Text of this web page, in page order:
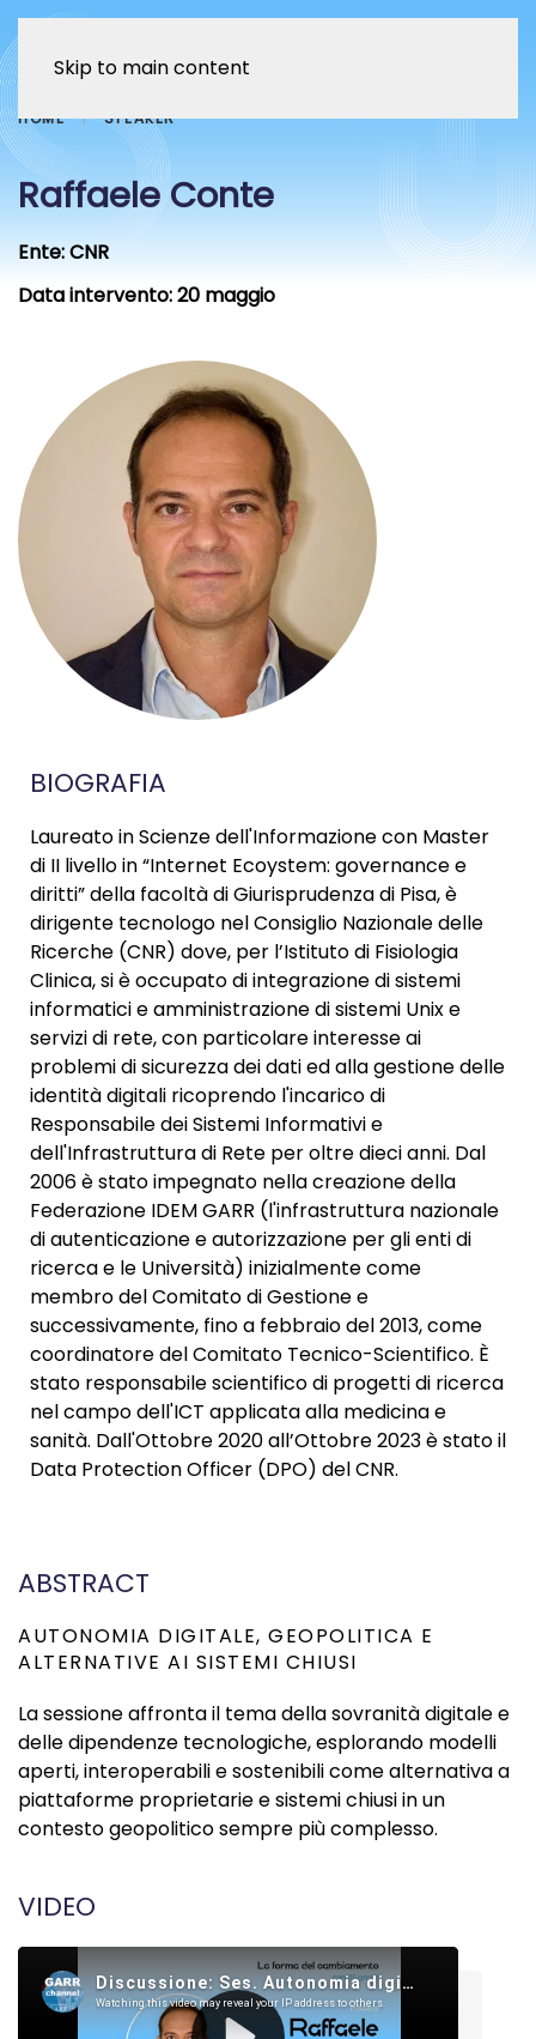
Skip to main content
HOME SPEAKER
Raffaele Conte
Ente:CNR
Data intervento:20 maggio
BIOGRAFIA
Laureato in Scienze dell'Informazione con Master
di II livello in “Internet Ecoystem: governance e
diritti” della facoltà di Giurisprudenza di Pisa, è
dirigente tecnologo nel Consiglio Nazionale delle
Ricerche (CNR) dove, per l’Istituto di Fisiologia
Clinica, si è occupato di integrazione di sistemi
informatici e amministrazione di sistemi Unix e
servizi di rete, con particolare interesse ai
problemi di sicurezza dei dati ed alla gestione delle
identità digitali ricoprendo l'incarico di
Responsabile dei Sistemi Informativi e
dell'Infrastruttura di Rete per oltre dieci anni. Dal
2006 è stato impegnato nella creazione della
Federazione IDEM GARR (l'infrastruttura nazionale
di autenticazione e autorizzazione per gli enti di
ricerca e le Università) inizialmente come
membro del Comitato di Gestione e
successivamente, fino a febbraio del 2013, come
coordinatore del Comitato Tecnico-Scientifico. È
stato responsabile scientifico di progetti di ricerca
nel campo dell'ICT applicata alla medicina e
sanità. Dall'Ottobre 2020 all’Ottobre 2023 è stato il
Data Protection Officer (DPO) del CNR.
ABSTRACT
AUTONOMIA DIGITALE, GEOPOLITICA E
ALTERNATIVE AI SISTEMI CHIUSI
La sessione affronta il tema della sovranità digitale e
delle dipendenze tecnologiche, esplorando modelli
aperti, interoperabili e sostenibili come alternativa a
piattaforme proprietarie e sistemi chiusi in un
contesto geopolitico sempre più complesso.
VIDEO